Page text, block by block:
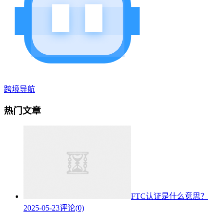
跨境导航
热门文章
FTC认证是什么意思？
2025-05-23评论(0)